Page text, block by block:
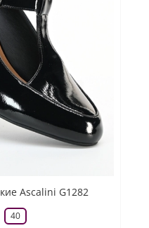
Ascalini G1282
40